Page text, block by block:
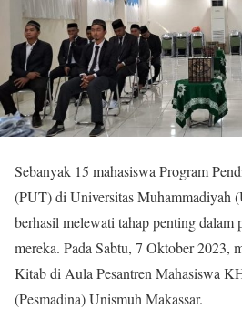
Sebanyak 15 mahasiswa Program
(PUT) di Universitas Muhammadiyah
berhasil melewati tahap penting dalam
mereka. Pada Sabtu, 7 Oktober 2023,
Kitab di Aula Pesantren Mahasiswa
(Pesmadina) Unismuh Makassar.